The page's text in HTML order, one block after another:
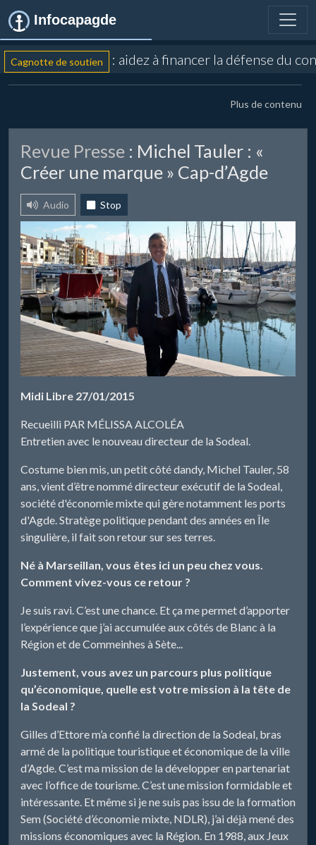
Infocapagde
Cagnotte de soutien : aidez à financer la défense du
Plus de contenu
Revue Presse : Michel Tauler : «
Créer une marque » Cap-d’Agde
Audio Stop
Midi Libre 27/01/2015
Recueilli PAR MÉLISSA ALCOLÉA
Entretien avec le nouveau directeur de la Sodeal.
Costume bien mis, un petit côté dandy, Michel Tauler, 58
ans, vient d’être nommé directeur exécutif de la Sodeal,
société d'économie mixte qui gère notamment les ports
d'Agde. Stratège politique pendant des années en Île
singulière, il fait son retour sur ses terres.
Né à Marseillan, vous êtes ici un peu chez vous.
Comment vivez-vous ce retour ?
Je suis ravi. C’est une chance. Et ça me permet d’apporter
l’expérience que j’ai accumulée aux côtés de Blanc à la
Région et de Commeinhes à Sète...
Justement, vous avez un parcours plus politique
qu’économique, quelle est votre mission à la tête de
la Sodeal ?
Gilles d’Ettore m’a confié la direction de la Sodeal, bras
armé de la politique touristique et économique de la ville
d’Agde. C’est ma mission de la développer en partenariat
avec l’office de tourisme. C’est une mission formidable et
intéressante. Et même si je ne suis pas issu de la formation
Sem (Société d’économie mixte, NDLR), j’ai déjà mené des
missions économiques avec la Région. En 1988, aux Jeux